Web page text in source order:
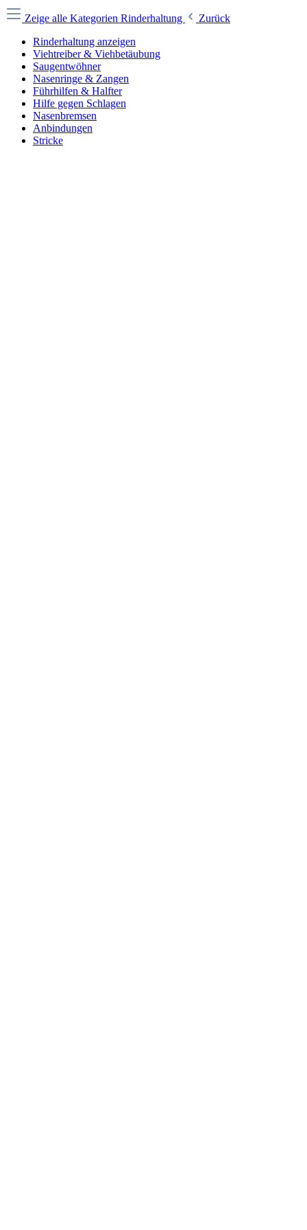
Zeige alle Kategorien Rinderhaltung
Zurück
Rinderhaltung anzeigen
Viehtreiber & Viehbetäubung
Saugentwöhner
Nasenringe & Zangen
Führhilfen & Halfter
Hilfe gegen Schlagen
Nasenbremsen
Anbindungen
Stricke